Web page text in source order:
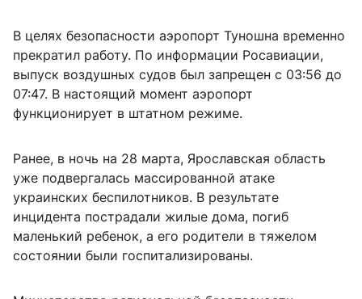
В целях безопасности аэропорт Туношна временно
прекратил работу. По информации Росавиации,
выпуск воздушных судов был запрещен с 03:56 до
07:47. В настоящий момент аэропорт
функционирует в штатном режиме.
Ранее, в ночь на 28 марта, Ярославская область
уже подвергалась массированной атаке
украинских беспилотников. В результате
инцидента пострадали жилые дома, погиб
маленький ребенок, а его родители в тяжелом
состоянии были госпитализированы.